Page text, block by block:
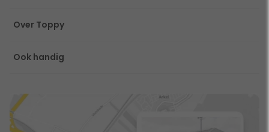
Over Toppy
Ook handig